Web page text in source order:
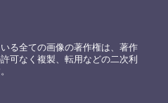
る全ての画像の著作権は、著作
可なく複製、転用などの二次利